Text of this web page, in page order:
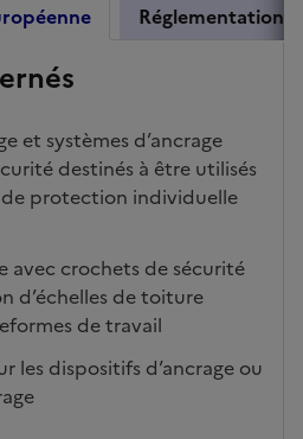
Réglementation
et systèmes d’ancrage
destinés à être utilisés
de protection individuelle
avec crochets de sécurité
d’échelles de toiture
de travail
les dispositifs d’ancrage ou